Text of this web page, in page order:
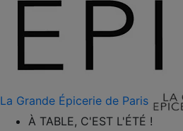
La Grande Épicerie de Paris
À TABLE, C'EST L'ÉTÉ !